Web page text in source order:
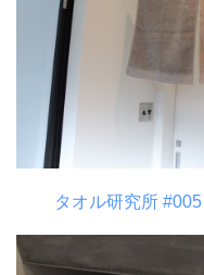
タオル研究所